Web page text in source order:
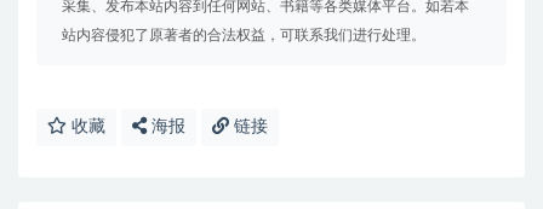
采集、发布本站内容到任何网站、书籍等各类媒体平台。如若本
站内容侵犯了原著者的合法权益，可联系我们进行处理。
收藏 海报 链接